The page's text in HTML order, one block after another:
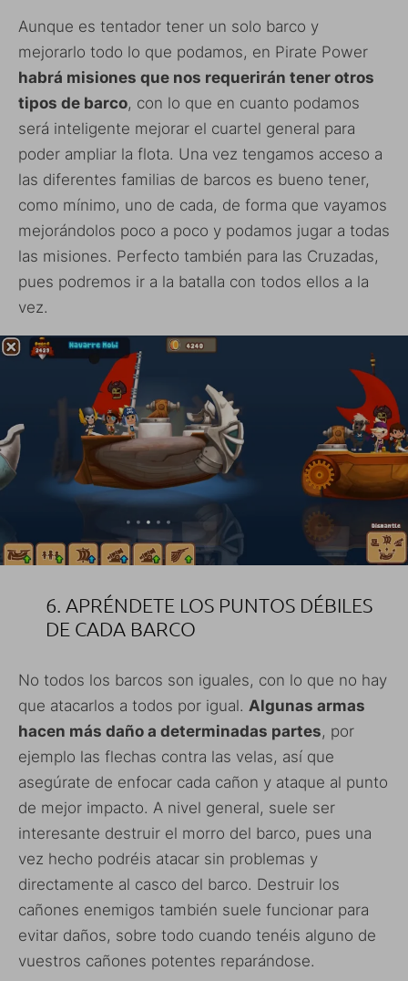
Aunque es tentador tener un solo barco y
mejorarlo todo lo que podamos, en Pirate Power
habrá misiones que nos requerirán tener otros
tipos de barco, con lo que en cuanto podamos
será inteligente mejorar el cuartel general para
poder ampliar la flota. Una vez tengamos acceso a
las diferentes familias de barcos es bueno tener,
como mínimo, uno de cada, de forma que vayamos
mejorándolos poco a poco y podamos jugar a todas
las misiones. Perfecto también para las Cruzadas,
pues podremos ir a la batalla con todos ellos a la
vez.
6. APRÉNDETE LOS PUNTOS DÉBILES
DE CADA BARCO
No todos los barcos son iguales, con lo que no hay
que atacarlos a todos por igual. Algunas armas
hacen más daño a determinadas partes, por
ejemplo las flechas contra las velas, así que
asegúrate de enfocar cada cañon y ataque al punto
de mejor impacto. A nivel general, suele ser
interesante destruir el morro del barco, pues una
vez hecho podréis atacar sin problemas y
directamente al casco del barco. Destruir los
cañones enemigos también suele funcionar para
evitar daños, sobre todo cuando tenéis alguno de
vuestros cañones potentes reparándose.